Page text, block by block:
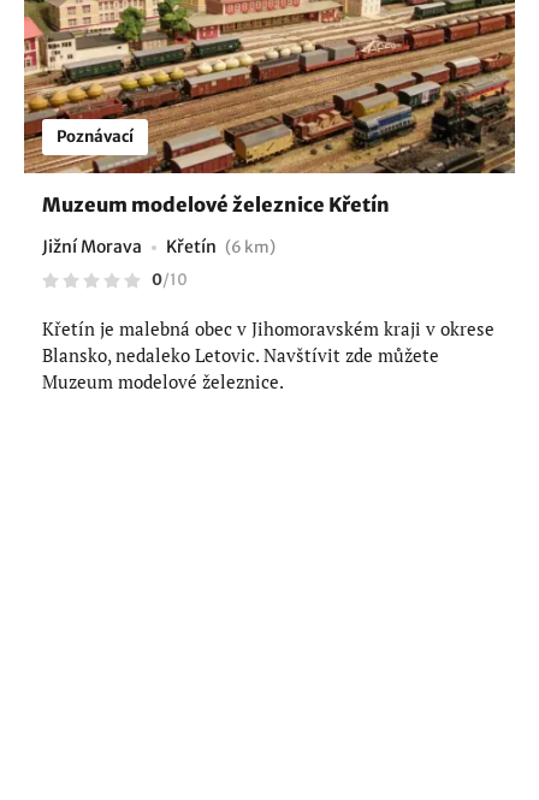
Poznávací
Muzeum modelové železnice Křetín
Jižní Morava Křetín (6 km)
0/10
Křetín je malebná obec v Jihomoravském kraji v okrese
Blansko, nedaleko Letovic. Navštívit zde můžete
Muzeum modelové železnice.